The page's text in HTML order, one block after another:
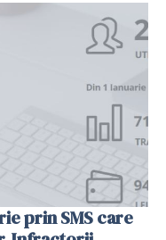
prin SMS care